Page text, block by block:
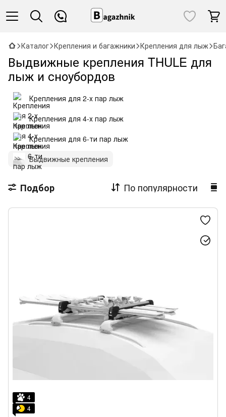
Каталог Крепления и багажники Крепления для лыж
Выдвижные крепления THULE для
лыж и сноубордов
Крепления для 2-х пар лыж
Крепления для 4-х пар лыж
Крепления для 6-ти пар лыж
Выдвижные крепления
Подбор По популярности
4
4